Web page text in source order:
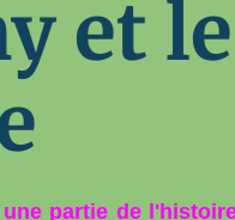
et
partie de